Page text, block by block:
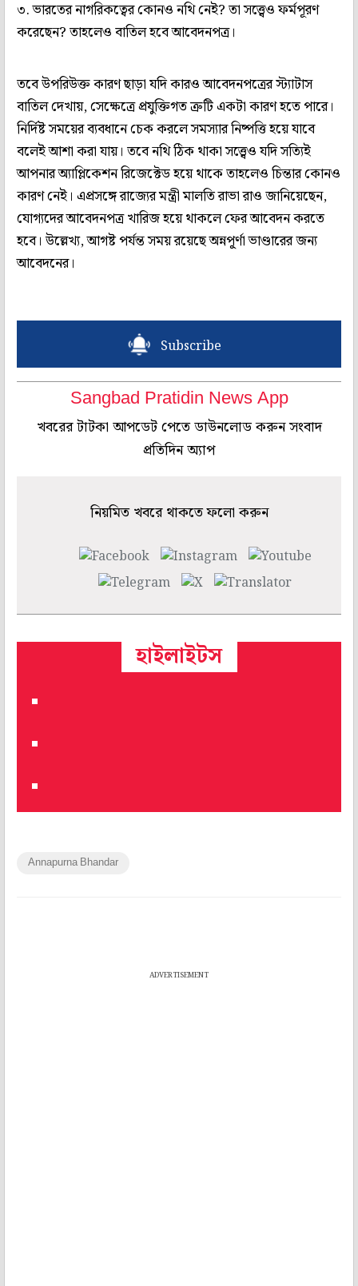
৩. ভারতের নাগরিকত্বের কোনও নথি নেই? তা সত্ত্বেও ফর্মপূরণ
করেছেন? তাহলেও বাতিল হবে আবেদনপত্র।
তবে উপরিউক্ত কারণ ছাড়া যদি কারও আবেদনপত্রের স্ট্যাটাস
বাতিল দেখায়, সেক্ষেত্রে প্রযুক্তিগত ত্রুটি একটা কারণ হতে পারে।
নির্দিষ্ট সময়ের ব্যবধানে চেক করলে সমস্যার নিষ্পত্তি হয়ে যাবে
বলেই আশা করা যায়। তবে নথি ঠিক থাকা সত্ত্বেও যদি সত্যিই
আপনার অ্যাপ্লিকেশন রিজেক্টেড হয়ে থাকে তাহলেও চিন্তার কোনও
কারণ নেই। এপ্রসঙ্গে রাজ্যের মন্ত্রী মালতি রাভা রাও জানিয়েছেন,
যোগ্যদের আবেদনপত্র খারিজ হয়ে থাকলে ফের আবেদন করতে
হবে। উল্লেখ্য, আগষ্ট পর্যন্ত সময় রয়েছে অন্নপূ্র্ণা ভাণ্ডারের জন্য
আবেদনের।
Subscribe
Sangbad Pratidin News App
খবরের টাটকা আপডেট পেতে ডাউনলোড করুন সংবাদ
প্রতিদিন অ্যাপ
নিয়মিত খবরে থাকতে ফলো করুন
হাইলাইটস
Annapurna Bhandar
ADVERTISEMENT